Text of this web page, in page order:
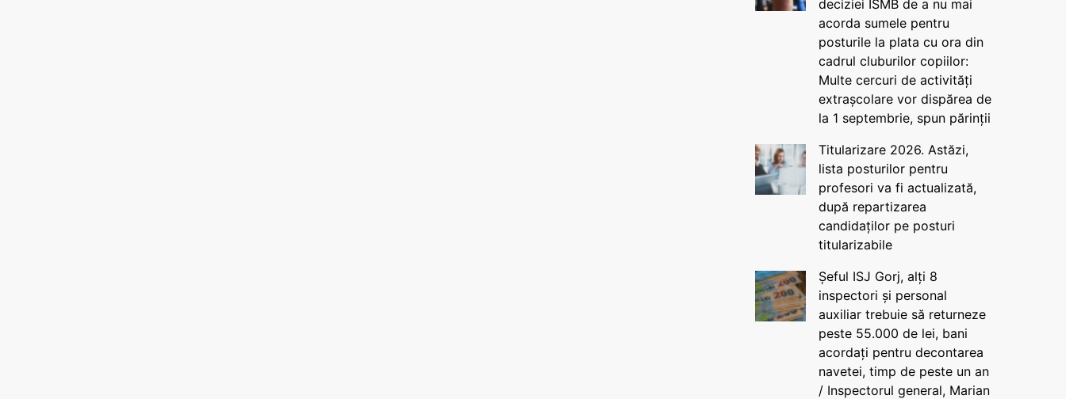
deciziei ISMB de a nu mai
acorda sumele pentru
posturile la plata cu ora din
cadrul cluburilor copiilor:
Multe cercuri de activități
extrașcolare vor dispărea de
la 1 septembrie, spun părinții
Titularizare 2026. Astăzi,
lista posturilor pentru
profesori va fi actualizată,
după repartizarea
candidaților pe posturi
titularizabile
Șeful ISJ Gorj, alți 8
inspectori și personal
auxiliar trebuie să returneze
peste 55.000 de lei, bani
acordați pentru decontarea
navetei, timp de peste un an
/ Inspectorul general, Marian